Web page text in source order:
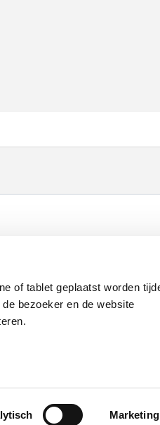
of tablet geplaatst worden
bezoeker en de website
Marketing
& logo's